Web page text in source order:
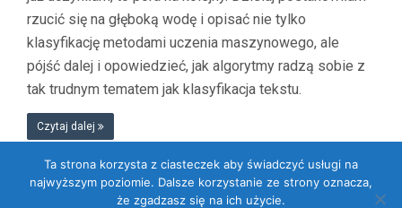
rzucić się na głęboką wodę i opisać nie tylko
klasyfikację metodami uczenia maszynowego, ale
pójść dalej i opowiedzieć, jak algorytmy radzą sobie z
tak trudnym tematem jak klasyfikacja tekstu.
Czytaj dalej
Dumnie wspierane przez WordPressa. Szablon: Flat 1.7.11 by
Ta strona korzysta z ciasteczek aby świadczyć usługi na
najwyższym poziomie. Dalsze korzystanie ze strony oznacza,
że zgadzasz się na ich użycie.